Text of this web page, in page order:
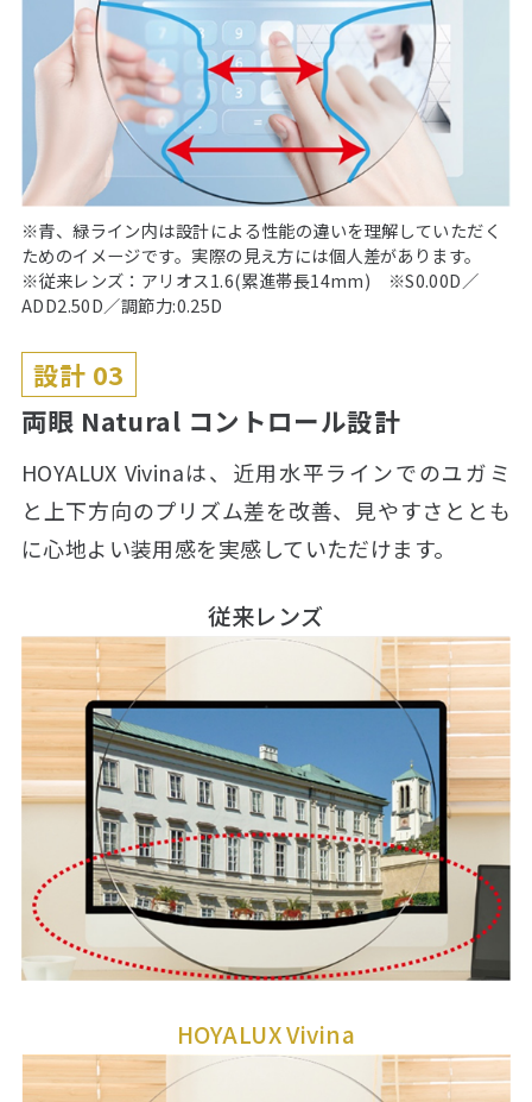
※青、緑ライン内は設計による性能の違いを理解していただく
ためのイメージです。実際の見え方には個人差があります。
※従来レンズ：アリオス1.6(累進帯長14mm) ※S0.00D／
ADD2.50D／調節力:0.25D
設計 03
両眼 Natural コントロール設計
HOYALUX Vivinaは、近用水平ラインでのユガミ
と上下方向のプリズム差を改善、見やすさととも
に心地よい装用感を実感していただけます。
従来レンズ
HOYALUX Vivina